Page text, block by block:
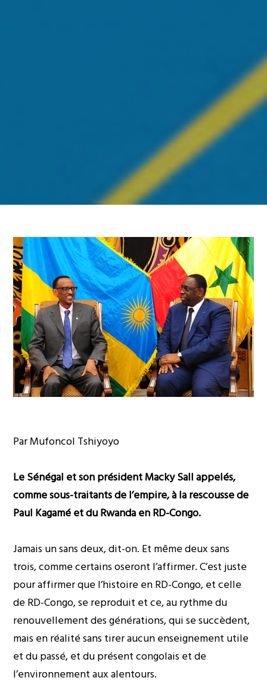
Par Mufoncol Tshiyoyo
Le Sénégal et son président Macky Sall appelés,
comme sous-traitants de l’empire, à la rescousse de
Paul Kagamé et du Rwanda en RD-Congo.
Jamais un sans deux, dit-on. Et même deux sans
trois, comme certains oseront l’affirmer. C’est juste
pour affirmer que l’histoire en RD-Congo, et celle
de RD-Congo, se reproduit et ce, au rythme du
renouvellement des générations, qui se succèdent,
mais en réalité sans tirer aucun enseignement utile
et du passé, et du présent congolais et de
l’environnement aux alentours.